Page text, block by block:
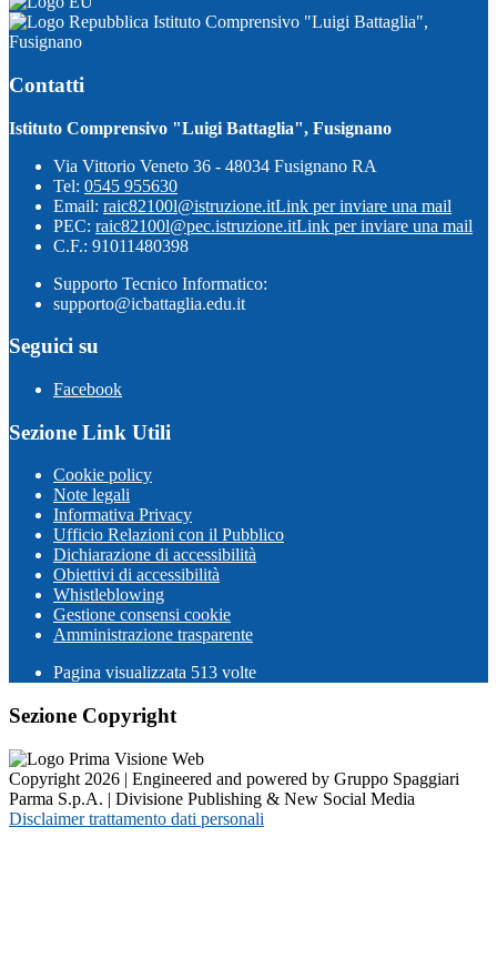
Istituto Comprensivo "Luigi Battaglia",
Fusignano
Contatti
Istituto Comprensivo "Luigi Battaglia", Fusignano
Via Vittorio Veneto 36 - 48034 Fusignano RA
Tel: 0545 955630
Email: raic82100l@istruzione.itLink per inviare una mail
PEC: raic82100l@pec.istruzione.itLink per inviare una mail
C.F.: 91011480398
Supporto Tecnico Informatico:
supporto@icbattaglia.edu.it
Seguici su
Facebook
Sezione Link Utili
Cookie policy
Note legali
Informativa Privacy
Ufficio Relazioni con il Pubblico
Dichiarazione di accessibilità
Obiettivi di accessibilità
Whistleblowing
Gestione consensi cookie
Amministrazione trasparente
Pagina visualizzata 513 volte
Sezione Copyright
Copyright 2026 | Engineered and powered by Gruppo Spaggiari
Parma S.p.A. | Divisione Publishing & New Social Media
Disclaimer trattamento dati personali